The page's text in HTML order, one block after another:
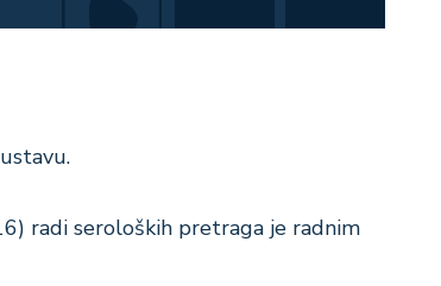
radi seroloških pretraga je radnim